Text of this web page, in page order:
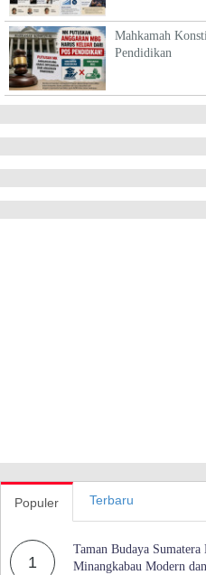
Mahkamah
Pendidikan
Populer Terbaru
1
Taman Budaya
Minangkabau Modern